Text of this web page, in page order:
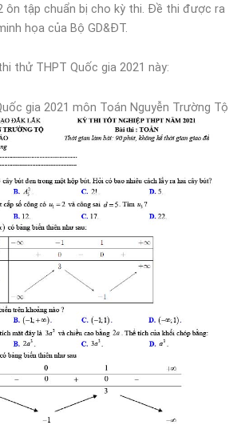
ôn tập chuẩn bị cho kỳ thi. Đề thi được ra
họa của Bộ GD&ĐT.
thử THPT Quốc gia 2021 này:
gia 2021 môn Toán Nguyễn Trường Tộ